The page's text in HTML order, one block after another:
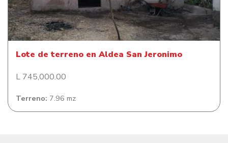
Lote de terreno en Aldea San Jeronimo
Lote de terreno en Aldea San Jeronimo
L 745,000.00
Terreno: 7.96 mz